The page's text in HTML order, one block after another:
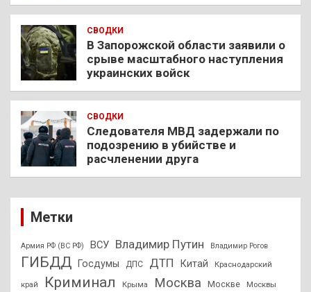
СВОДКИ
В Запорожской области заявили о
срыве масштабного наступления
украинских войск
СВОДКИ
Следователя МВД задержали по
подозрению в убийстве и
расчленении друга
Метки
Армия РФ (ВС РФ) ВСУ Владимир Путин Владимир Рогов
ГИБДД Госдумы ДПС ДТП Китай Краснодарский
край Криминал Крыма Москва Москве Москвы